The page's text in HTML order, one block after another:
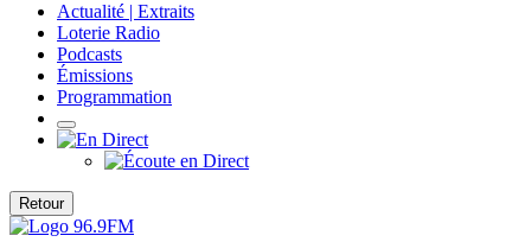
Actualité | Extraits
Loterie Radio
Podcasts
Émissions
Programmation
Retour